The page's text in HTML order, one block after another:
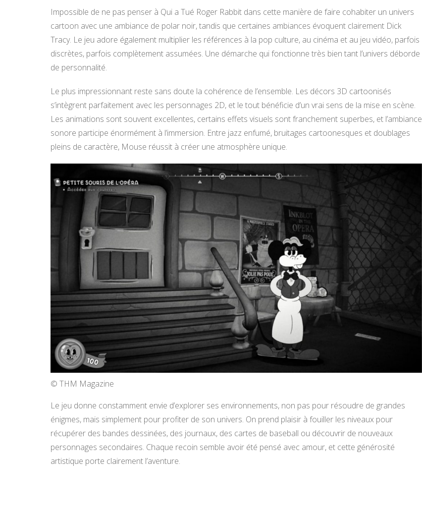
Impossible de ne pas penser à Qui a Tué Roger Rabbit dans cette manière de faire cohabiter un univers
cartoon avec une ambiance de polar noir, tandis que certaines ambiances évoquent clairement Dick
Tracy. Le jeu adore également multiplier les références à la pop culture, au cinéma et au jeu vidéo, parfois
discrètes, parfois complètement assumées. Une démarche qui fonctionne très bien tant l’univers déborde
de personnalité.
Le plus impressionnant reste sans doute la cohérence de l’ensemble. Les décors 3D cartoonisés
s’intègrent parfaitement avec les personnages 2D, et le tout bénéficie d’un vrai sens de la mise en scène.
Les animations sont souvent excellentes, certains effets visuels sont franchement superbes, et l’ambiance
sonore participe énormément à l’immersion. Entre jazz enfumé, bruitages cartoonesques et doublages
pleins de caractère, Mouse réussit à créer une atmosphère unique.
© THM Magazine
Le jeu donne constamment envie d’explorer ses environnements, non pas pour résoudre de grandes
énigmes, mais simplement pour profiter de son univers. On prend plaisir à fouiller les niveaux pour
récupérer des bandes dessinées, des journaux, des cartes de baseball ou découvrir de nouveaux
personnages secondaires. Chaque recoin semble avoir été pensé avec amour, et cette générosité
artistique porte clairement l’aventure.